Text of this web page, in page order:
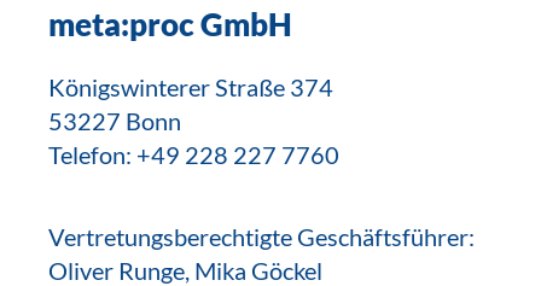
meta:proc GmbH
Königswinterer Straße 374
53227 Bonn
Telefon: +49 228 227 7760
Vertretungsberechtigte Geschäftsführer:
Oliver Runge, Mika Göckel